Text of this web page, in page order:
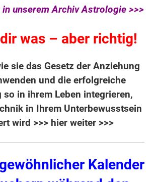
unserem Archiv Astrologie >>>
was – aber richtig!
sie das Gesetz der Anziehung
und die erfolgreiche
so in ihrem Leben integrieren,
in Ihrem Unterbewusstsein
wird >>> hier weiter >>>
Kalender